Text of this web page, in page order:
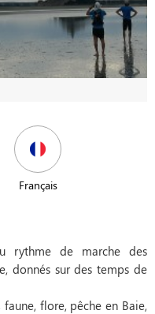
Français
rythme de marche des
donnés sur des temps de
flore, pêche en Baie,